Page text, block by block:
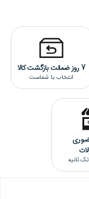
7 روز ضمانت بازگشت کالا
انتخاب با شماست
ثانیه